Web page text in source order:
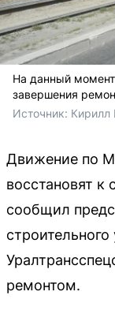
На данный
завершения
Источник: Кирилл
Движение по
восстановят
сообщил
ремонтом.